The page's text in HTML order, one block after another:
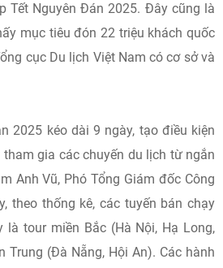
Tết Nguyên Đán 2025. Đây cũng là
mục tiêu đón 22 triệu khách quốc
cục Du lịch Việt Nam có cơ sở và
2025 kéo dài 9 ngày, tạo điều kiện
gia các chuyến du lịch từ ngắn
Anh Vũ, Phó Tổng Giám đốc Công
theo thống kê, các tuyến bán chạy
là tour miền Bắc (Hà Nội, Hạ Long,
Trung (Đà Nẵng, Hội An). Các hành